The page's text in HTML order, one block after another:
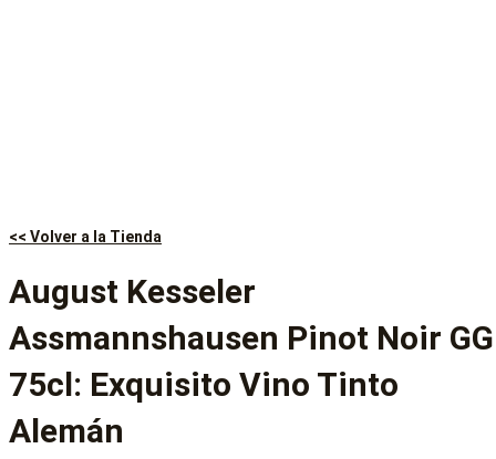
<< Volver a la Tienda
August Kesseler
Assmannshausen Pinot Noir GG
75cl: Exquisito Vino Tinto
Alemán